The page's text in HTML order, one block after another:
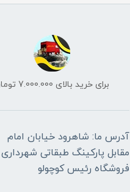
برای خرید بالای 7.000.000 تومان
آدرس ما: شاهرود خیابان امام
مقابل پارکینگ طبقاتی شهرداری
فروشگاه رئیس کوچولو